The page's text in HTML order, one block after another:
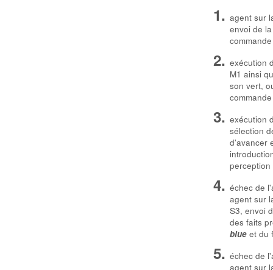
agent sur
envoi de
exécution
M1 ainsi
son vert,
exécution
sélection
d'avancer
perception
échec de
agent sur
S3, envoi
des faits
blueet du
échec de
agent sur